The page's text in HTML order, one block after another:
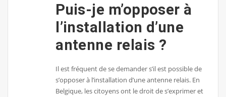
Puis-je m’opposer à
l’installation d’une
antenne relais ?
Il est fréquent de se demander s’il est possible de
s’opposer à l’installation d’une antenne relais. En
Belgique, les citoyens ont le droit de s’exprimer et